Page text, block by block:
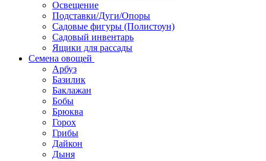
Освещение
Подставки/Дуги/Опоры
Садовые фигуры (Полистоун)
Садовый инвентарь
Ящики для рассады
Семена овощей
Арбуз
Базилик
Баклажан
Бобы
Брюква
Горох
Грибы
Дайкон
Дыня